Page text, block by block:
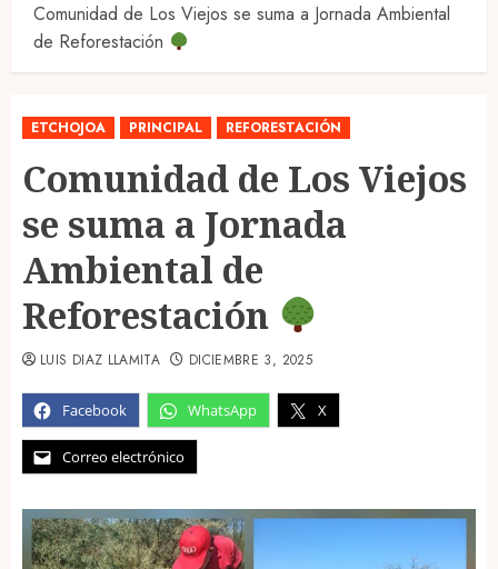
Comunidad de Los Viejos se suma a Jornada Ambiental
de Reforestación
ETCHOJOA PRINCIPAL REFORESTACIÓN
Comunidad de Los Viejos
se suma a Jornada
Ambiental de
Reforestación
Facebook WhatsApp X
Correo electrónico
LUIS DIAZ LLAMITA DICIEMBRE 3, 2025